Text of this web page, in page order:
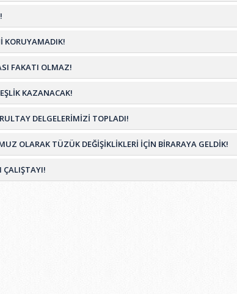
KORUYAMADIK!
FAKATI OLMAZ!
KAZANACAK!
DELGELERİMİZİ TOPLADI!
OLARAK TÜZÜK DEĞİŞİKLİKLERİ İÇİN BİRARAYA GELDİK!